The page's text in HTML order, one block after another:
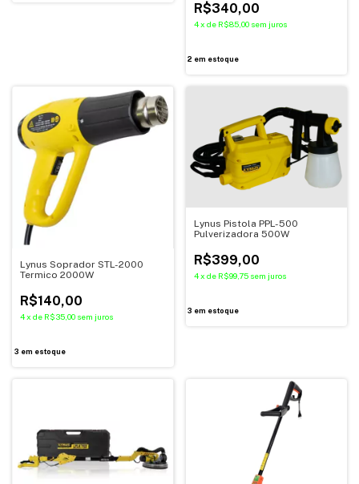
R$340,00
4 x de R$85,00 sem juros
2 em estoque
Lynus Soprador STL-2000
Termico 2000W
R$140,00
4x de R$35,00 sem juros
3 em estoque
Lynus Pistola PPL-500
Pulverizadora 500W
R$399,00
4 x de R$99,75 sem juros
3 em estoque